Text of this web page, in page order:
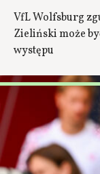
VfL Wolfsburg
Zieliński może
występu